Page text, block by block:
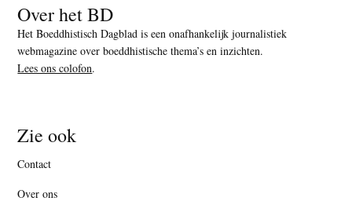
Over het BD
Het Boeddhistisch Dagblad is een onafhankelijk journalistiek
webmagazine over boeddhistische thema’s en inzichten.
Lees ons colofon.
Zie ook
Contact
Over ons